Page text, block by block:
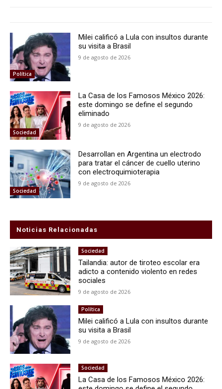
Política
Milei calificó a Lula con insultos durante
su visita a Brasil
9 de agosto de 2026
Sociedad
La Casa de los Famosos México 2026:
este domingo se define el segundo
eliminado
9 de agosto de 2026
Sociedad
Desarrollan en Argentina un electrodo
para tratar el cáncer de cuello uterino
con electroquimioterapia
9 de agosto de 2026
Noticias Relacionadas
Sociedad
Tailandia: autor de tiroteo escolar era
adicto a contenido violento en redes
sociales
9 de agosto de 2026
Política
Milei calificó a Lula con insultos durante
su visita a Brasil
9 de agosto de 2026
Sociedad
La Casa de los Famosos México 2026: